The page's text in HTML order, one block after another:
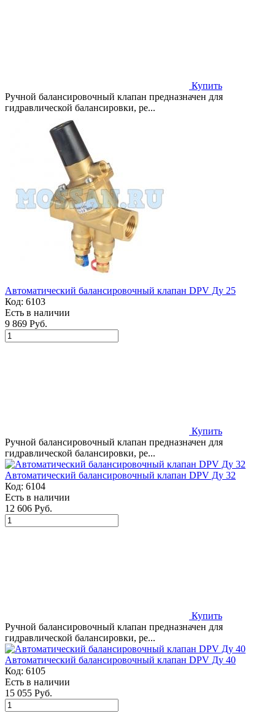
Купить
Ручной балансировочный клапан предназначен для
гидравлической балансировки, ре...
Автоматический балансировочный клапан DPV Ду 25
Код: 6103
Есть в наличии
9 869 Руб.
Купить
Ручной балансировочный клапан предназначен для
гидравлической балансировки, ре...
Автоматический балансировочный клапан DPV Ду 32
Код: 6104
Есть в наличии
12 606 Руб.
Купить
Ручной балансировочный клапан предназначен для
гидравлической балансировки, ре...
Автоматический балансировочный клапан DPV Ду 40
Код: 6105
Есть в наличии
15 055 Руб.